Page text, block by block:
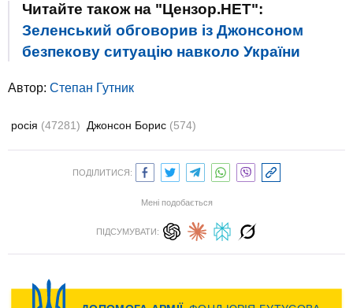
Читайте також на "Цензор.НЕТ":
Зеленський обговорив із Джонсоном
безпекову ситуацію навколо України
Автор: Степан Гутник
росія (47281) Джонсон Борис (574)
ПОДІЛИТИСЯ:
Мені подобається
ПІДСУМУВАТИ: